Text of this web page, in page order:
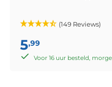
(149 Reviews)
5,99
Voor 16 uur besteld,